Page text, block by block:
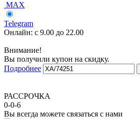
MAX
Telegram
Онлайн: с 9.00 до 22.00
Внимание!
Вы получили купон на скидку.
Подробнее
РАССРОЧКА
0-0-6
Вы всегда можете связаться с нами